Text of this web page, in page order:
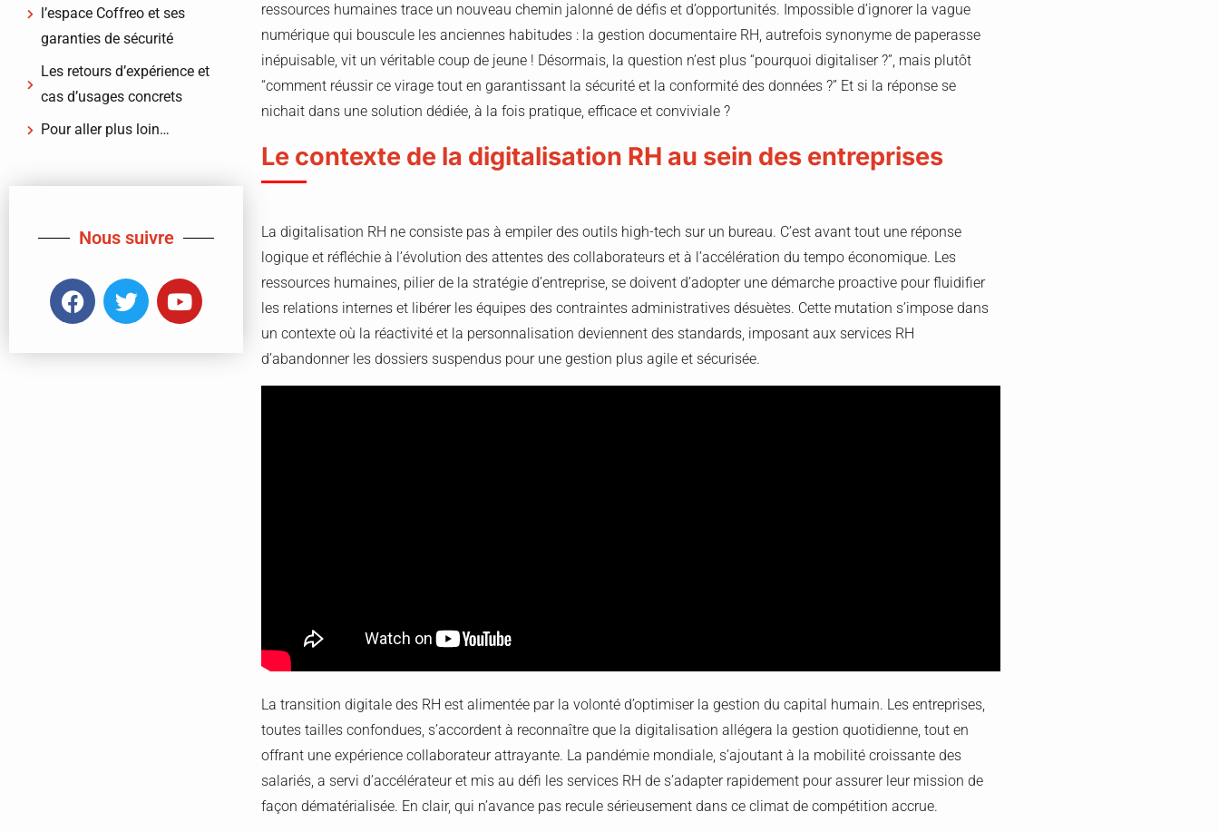
l’espace Coffreo et ses
garanties de sécurité
Les retours d’expérience et
cas d’usages concrets
Pour aller plus loin…
Nous suivre
ressources humaines trace un nouveau chemin jalonné de défis et d’opportunités. Impossible d’ignorer la vague
numérique qui bouscule les anciennes habitudes : la gestion documentaire RH, autrefois synonyme de paperasse
inépuisable, vit un véritable coup de jeune ! Désormais, la question n’est plus “pourquoi digitaliser ?”, mais plutôt
“comment réussir ce virage tout en garantissant la sécurité et la conformité des données ?” Et si la réponse se
nichait dans une solution dédiée, à la fois pratique, efficace et conviviale ?
Le contexte de la digitalisation RH au sein des entreprises
La digitalisation RH ne consiste pas à empiler des outils high-tech sur un bureau. C’est avant tout une réponse
logique et réfléchie à l’évolution des attentes des collaborateurs et à l’accélération du tempo économique. Les
ressources humaines, pilier de la stratégie d’entreprise, se doivent d’adopter une démarche proactive pour fluidifier
les relations internes et libérer les équipes des contraintes administratives désuètes. Cette mutation s’impose dans
un contexte où la réactivité et la personnalisation deviennent des standards, imposant aux services RH
d’abandonner les dossiers suspendus pour une gestion plus agile et sécurisée.
La transition digitale des RH est alimentée par la volonté d’optimiser la gestion du capital humain. Les entreprises,
toutes tailles confondues, s’accordent à reconnaître que la digitalisation allégera la gestion quotidienne, tout en
offrant une expérience collaborateur attrayante. La pandémie mondiale, s’ajoutant à la mobilité croissante des
salariés, a servi d’accélérateur et mis au défi les services RH de s’adapter rapidement pour assurer leur mission de
façon dématérialisée. En clair, qui n’avance pas recule sérieusement dans ce climat de compétition accrue.